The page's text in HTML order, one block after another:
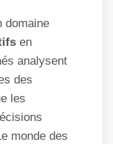
domaine
en
analysent
des
les
monde des